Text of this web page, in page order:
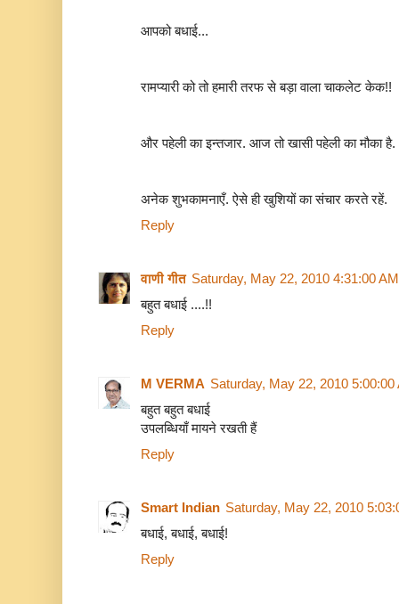
आपको बधाई...
रामप्यारी को तो हमारी तरफ से बड़ा वाला चाकलेट केक!!
और पहेली का इन्तजार. आज तो खासी पहेली का मौका है.
अनेक शुभकामनाएँ. ऐसे ही खुशियों का संचार करते रहें.
Reply
वाणी गीत Saturday, May 22, 2010 4:31:00 AM
बहुत बधाई ....!!
Reply
M VERMA Saturday, May 22, 2010 5:00:00
बहुत बहुत बधाई
उपलब्धियाँ मायने रखती हैं
Reply
Smart Indian Saturday, May 22, 2010
बधाई, बधाई, बधाई!
Reply